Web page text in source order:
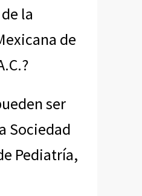
la
de
ser
Sociedad
Pediatría,